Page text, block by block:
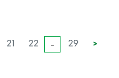
21 22 ... 29 >